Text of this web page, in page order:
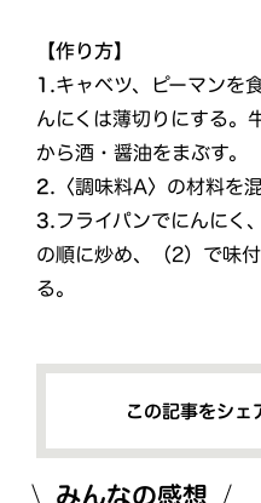
【作り方】
1. キャベツ、ピーマンを
んにくは薄切りにする。
から酒・醤油をまぶす。
2. 〈調味料A〉の材料を
3. フライパンでにんにく
の順に炒め、（2）で味
る。
この記事をシェ
みんなの感想